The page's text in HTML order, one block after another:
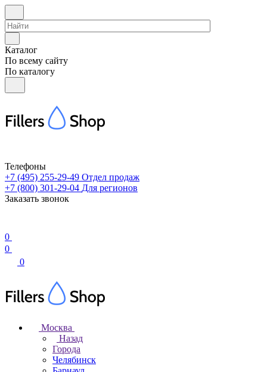
Каталог
По всему сайту
По каталогу
Телефоны
+7 (495) 255-29-49 Отдел продаж
+7 (800) 301-29-04 Для регионов
Заказать звонок
0
0
0
Москва
Назад
Города
Челябинск